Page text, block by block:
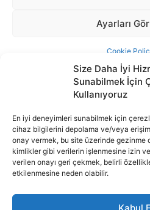
Size Daha İyi
Sunabilmek İçin
Kullanıyoruz
En iyi deneyimleri sunabilmek için
cihaz bilgilerini depolama ve/veya
onay vermek, bu site üzerinde gezinme
kimlikler gibi verilerin işlenmesine izin
verilen onayı geri çekmek, belirli
etkilenmesine neden olabilir.
Kabul
İnternet portalımızda yer alan tüm
içeriğin hakları Sigortamedya
basılı ya da elektronik bir
alınmadan